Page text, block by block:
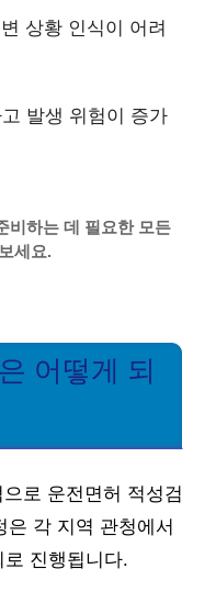
상황 인식이 어려
발생 위험이 증가
비하는 데 필요한 모든
세요.
어떻게 되
로 운전면허 적성검
각 지역 관청에서
진행됩니다.